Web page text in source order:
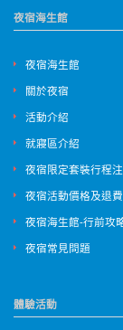
夜宿海生館
夜宿海生館
關於夜宿
活動介紹
就寢區介紹
夜宿限定套裝行程
夜宿活動價格及退
夜宿海生館-行前攻
夜宿常見問題
體驗活動